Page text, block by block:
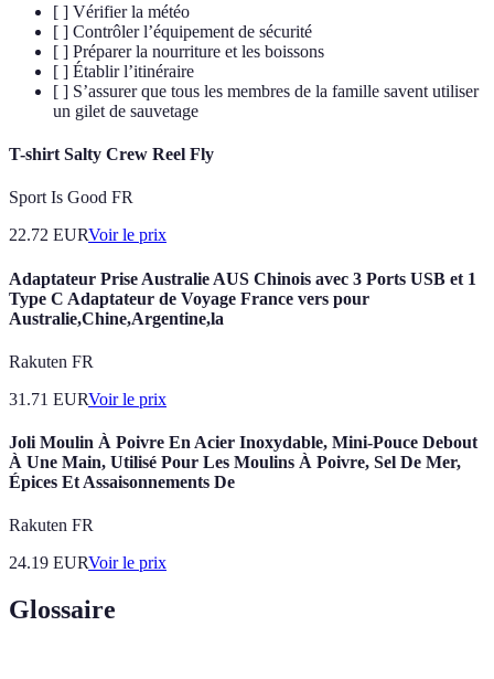
[ ] Vérifier la météo
[ ] Contrôler l’équipement de sécurité
[ ] Préparer la nourriture et les boissons
[ ] Établir l’itinéraire
[ ] S’assurer que tous les membres de la famille savent utiliser
un gilet de sauvetage
T-shirt Salty Crew Reel Fly
Sport Is Good FR
22.72 EURVoir le prix
Adaptateur Prise Australie AUS Chinois avec 3 Ports USB et 1
Type C Adaptateur de Voyage France vers pour
Australie,Chine,Argentine,la
Rakuten FR
31.71 EURVoir le prix
Joli Moulin À Poivre En Acier Inoxydable, Mini-Pouce Debout
À Une Main, Utilisé Pour Les Moulins À Poivre, Sel De Mer,
Épices Et Assaisonnements De
Rakuten FR
24.19 EURVoir le prix
Glossaire